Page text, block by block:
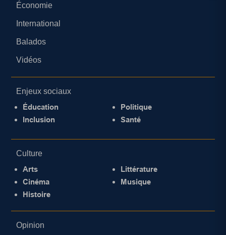
Économie
International
Balados
Vidéos
Enjeux sociaux
Éducation
Inclusion
Politique
Santé
Culture
Arts
Cinéma
Histoire
Littérature
Musique
Opinion